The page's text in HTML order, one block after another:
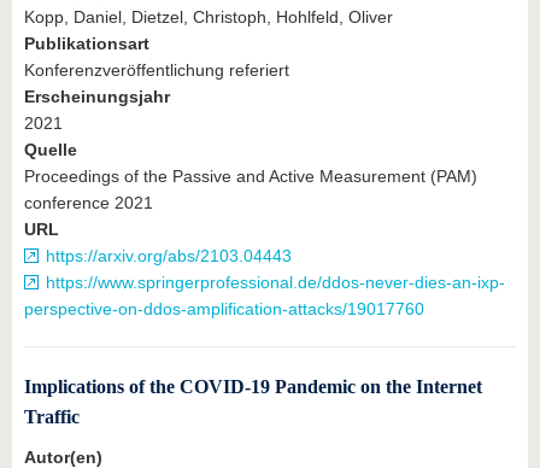
Kopp, Daniel, Dietzel, Christoph, Hohlfeld, Oliver
Publikationsart
Konferenzveröffentlichung referiert
Erscheinungsjahr
2021
Quelle
Proceedings of the Passive and Active Measurement (PAM)
conference 2021
URL
https://arxiv.org/abs/2103.04443
https://www.springerprofessional.de/ddos-never-dies-an-ixp-
perspective-on-ddos-amplification-attacks/19017760
Implications of the COVID-19 Pandemic on the Internet
Traffic
Autor(en)